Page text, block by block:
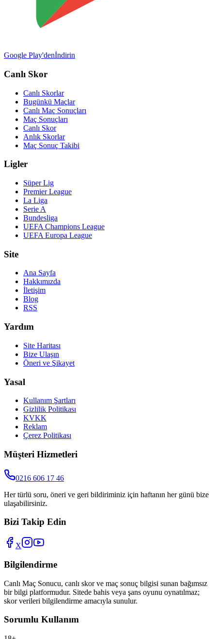
Google Play'denİndirin
Canlı Skor
Canlı Skorlar
Bugünkü Maçlar
Canlı Maç Sonuçları
Maç Sonuçları
Canlı Skor
Anlık Skorlar
Maç Sonuç Takibi
Ligler
Süper Lig
Premier League
La Liga
Serie A
Bundesliga
UEFA Champions League
UEFA Europa League
Site
Ana Sayfa
Hakkımızda
İletişim
Blog
RSS
Yardım
Site Haritası
Bize Ulaşın
Öneri ve Şikayet
Yasal
Kullanım Şartları
Gizlilik Politikası
KVKK
Reklam
Çerez Politikası
Müşteri Hizmetleri
0216 606 17 46
Her türlü soru, öneri ve geri bildiriminiz için haftanın her günü bize
ulaşabilirsiniz.
Bizi Takip Edin
X
Bilgilendirme
Canlı Maç Sonucu, canlı skor ve maç sonuç bilgisi sunan bağımsız
bir bilgi platformudur. Sitede bahis veya şans oyunu oynatılmaz;
skor verileri bilgilendirme amacıyla sunulur.
Sorumlu Kullanım